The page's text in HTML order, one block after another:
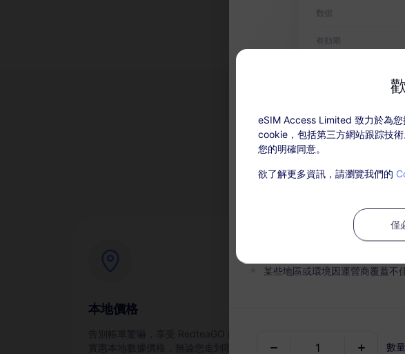
為什麼選
本地價格
通過手機順利快速地激活
数据
有効期
本服務無需SIM卡，購買後請在
在有效期內，套餐流量使用完畢
某些地區或環境因運營商覆蓋不
數量
eSIM Access Limited 致力於為
cookie，包括第三方網站跟踪技
您的明確同意。
欲了解更多資訊，請瀏覽我們的
僅